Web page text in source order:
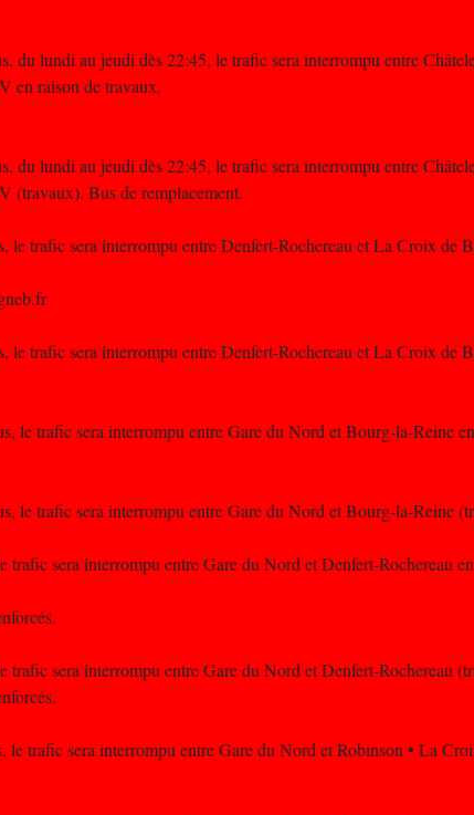
du lundi au jeudi dès 22:45, le trafic sera interrompu entre
en raison de travaux.
du lundi au jeudi dès 22:45, le trafic sera interrompu entre
(travaux). Bus de remplacement.
trafic sera interrompu entre Denfert-Rochereau et La Croix de
trafic sera interrompu entre Denfert-Rochereau et La Croix de
le trafic sera interrompu entre Gare du Nord et Bourg-la-Reine
le trafic sera interrompu entre Gare du Nord et Bourg-la-Reine
sera interrompu entre Gare du Nord et Denfert-Rochereau
sera interrompu entre Gare du Nord et Denfert-Rochereau
le trafic sera interrompu entre Gare du Nord et Robinson • La